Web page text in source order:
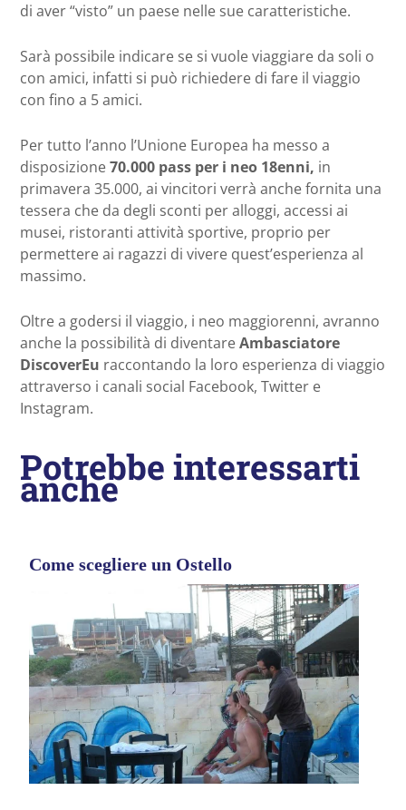
di aver “visto” un paese nelle sue caratteristiche.
Sarà possibile indicare se si vuole viaggiare da soli o
con amici, infatti si può richiedere di fare il viaggio
con fino a 5 amici.
Per tutto l’anno l’Unione Europea ha messo a
disposizione70.000 pass per i neo 18enni, in
primavera 35.000, ai vincitori verrà anche fornita una
tessera che da degli sconti per alloggi, accessi ai
musei, ristoranti attività sportive, proprio per
permettere ai ragazzi di vivere quest’esperienza al
massimo.
Oltre a godersi il viaggio, i neo maggiorenni, avranno
anche la possibilità di diventareAmbasciatore
DiscoverEu raccontando la loro esperienza di viaggio
attraverso i canali social Facebook, Twitter e
Instagram.
Potrebbe interessarti
anche
Come scegliere un Ostello